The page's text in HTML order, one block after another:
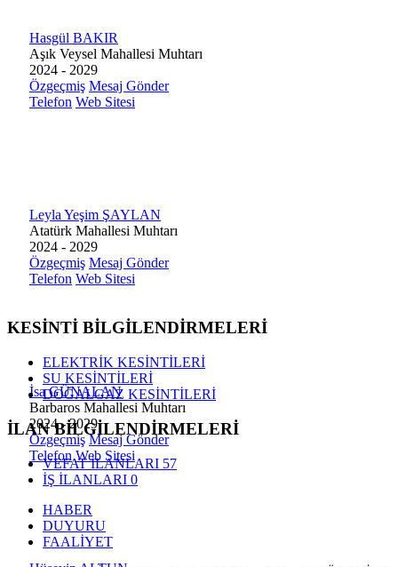
Hasgül BAKIR
Aşık Veysel Mahallesi Muhtarı
2024 - 2029
Özgeçmiş Mesaj Gönder
Telefon Web Sitesi
Leyla Yeşim ŞAYLAN
Atatürk Mahallesi Muhtarı
2024 - 2029
Özgeçmiş Mesaj Gönder
Telefon Web Sitesi
İsa GÜNALAN
Barbaros Mahallesi Muhtarı
2024 - 2029
Özgeçmiş Mesaj Gönder
Telefon Web Sitesi
KESİNTİ BİLGİLENDİRMELERİ
ELEKTRİK KESİNTİLERİ
SU KESİNTİLERİ
DOĞALGAZ KESİNTİLERİ
İLAN BİLGİLENDİRMELERİ
VEFAT İLANLARI 57
İŞ İLANLARI 0
HABER
DUYURU
FAALİYET